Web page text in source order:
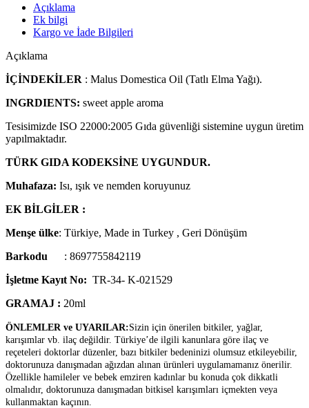
Açıklama
Ek bilgi
Kargo ve İade Bilgileri
Açıklama
İÇİNDEKİLER : Malus Domestica Oil (Tatlı Elma Yağı).
INGRDIENTS: sweet apple aroma
Tesisimizde ISO 22000:2005 Gıda güvenliği sistemine uygun üretim
yapılmaktadır.
TÜRK GIDA KODEKSİNE UYGUNDUR.
Muhafaza: Isı, ışık ve nemden koruyunuz
EK BİLGİLER :
Menşe ülke: Türkiye, Made in Turkey , Geri Dönüşüm
Barkodu
: 8697755842119
İşletme Kayıt No: TR-34- K-021529
GRAMAJ : 20ml
ÖNLEMLER ve UYARILAR:Sizin için önerilen bitkiler, yağlar,
karışımlar vb. ilaç değildir. Türkiye’de ilgili kanunlara göre ilaç ve
reçeteleri doktorlar düzenler, bazı bitkiler bedeninizi olumsuz etkileyebilir,
doktorunuza danışmadan ağızdan alınan ürünleri uygulamamanız önerilir.
Özellikle hamileler ve bebek emziren kadınlar bu konuda çok dikkatli
olmalıdır, doktorunuza danışmadan bitkisel karışımları içmekten veya
kullanmaktan kaçının.